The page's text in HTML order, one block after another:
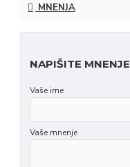
MNENJA
NAPIŠITE MNENJE
Vaše ime
Vaše mnenje